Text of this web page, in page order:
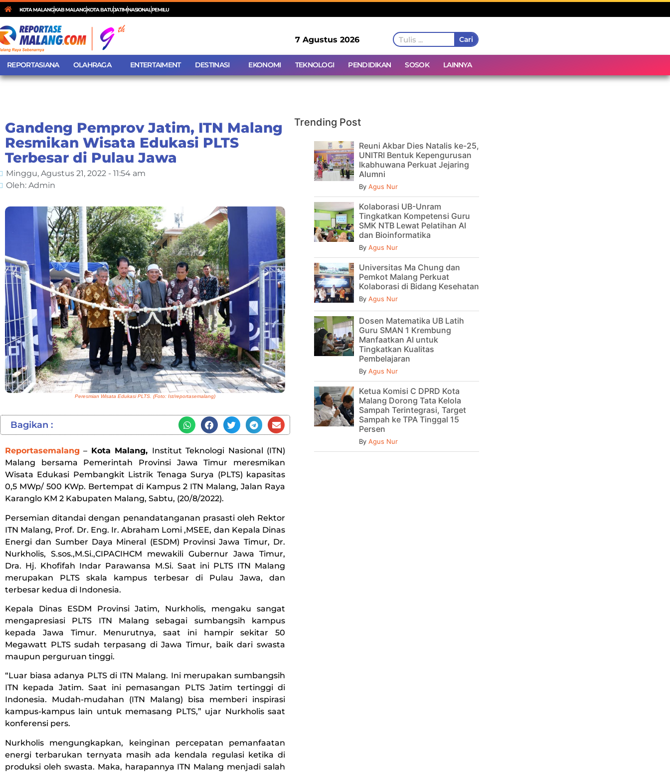
KOTA MALANGKAB MALANGKOTA BATUJATIMNASIONALPEMILU
7 Agustus 2026 Cari
REPORTASIANA OLAHRAGA ENTERTAIMENT DESTINASI EKONOMI TEKNOLOGI PENDIDIKAN SOSOK LAINNYA
Gandeng Pemprov Jatim, ITN Malang
Resmikan Wisata Edukasi PLTS
Terbesar di Pulau Jawa
Minggu, Agustus 21, 2022 - 11:54 am
Oleh: Admin
Peresmian Wisata Edukasi PLTS. (Foto: Ist/reportasemalang)
Bagikan :
Reportasemalang – Kota Malang, Institut Teknologi Nasional (ITN)
Malang bersama Pemerintah Provinsi Jawa Timur meresmikan
Wisata Edukasi Pembangkit Listrik Tenaga Surya (PLTS) kapasitas
0,5 MWp/ 500 KWp. Bertempat di Kampus 2 ITN Malang, Jalan Raya
Karanglo KM 2 Kabupaten Malang, Sabtu, (20/8/2022).
Persemian ditandai dengan penandatanganan prasasti oleh Rektor
ITN Malang, Prof. Dr. Eng. Ir. Abraham Lomi ,MSEE, dan Kepala Dinas
Energi dan Sumber Daya Mineral (ESDM) Provinsi Jawa Timur, Dr.
Nurkholis, S.sos.,M.Si.,CIPACIHCM mewakili Gubernur Jawa Timur,
Dra. Hj. Khofifah Indar Parawansa M.Si. Saat ini PLTS ITN Malang
merupakan PLTS skala kampus terbesar di Pulau Jawa, dan
terbesar kedua di Indonesia.
Kepala Dinas ESDM Provinsi Jatim, Nurkholis, mengaku sangat
mengapresiasi PLTS ITN Malang sebagai sumbangsih kampus
kepada Jawa Timur. Menurutnya, saat ini hampir sekitar 50
Megawatt PLTS sudah terpasang di Jawa Timur, baik dari swasta
maupun perguruan tinggi.
“Luar biasa adanya PLTS di ITN Malang. Ini merupakan sumbangsih
ITN kepada Jatim. Saat ini pemasangan PLTS Jatim tertinggi di
Indonesia. Mudah-mudahan (ITN Malang) bisa memberi inspirasi
kampus-kampus lain untuk memasang PLTS,” ujar Nurkholis saat
konferensi pers.
Nurkholis mengungkapkan, keinginan percepatan pemanfaatan
energi terbarukan ternyata masih ada kendala regulasi ketika di
produksi oleh swasta. Maka, harapannya ITN Malang menjadi salah
Trending Post
Reuni Akbar Dies Natalis ke-25,
UNITRI Bentuk Kepengurusan
Ikabhuwana Perkuat Jejaring
Alumni
By Agus Nur
Kolaborasi UB-Unram
Tingkatkan Kompetensi Guru
SMK NTB Lewat Pelatihan AI
dan Bioinformatika
By Agus Nur
Universitas Ma Chung dan
Pemkot Malang Perkuat
Kolaborasi di Bidang Kesehatan
By Agus Nur
Dosen Matematika UB Latih
Guru SMAN 1 Krembung
Manfaatkan AI untuk
Tingkatkan Kualitas
Pembelajaran
By Agus Nur
Ketua Komisi C DPRD Kota
Malang Dorong Tata Kelola
Sampah Terintegrasi, Target
Sampah ke TPA Tinggal 15
Persen
By Agus Nur